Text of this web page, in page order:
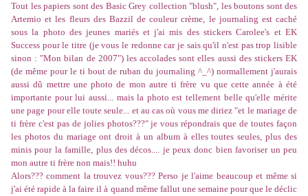
Tout les papiers sont des Basic Grey collection "blush", les boutons sont des
Artemio et les fleurs des Bazzil de couleur crème, le journaling est caché
sous la photo des jeunes mariés et j'ai mis des stickers Carolee's et EK
Success pour le titre (je vous le redonne car je sais qu'il n'est pas trop lisible
sinon : "Mon bilan de 2007") les accolades sont elles aussi des stickers EK
(de même pour le ti bout de ruban du journaling ^_^) normallement j'aurais
aussi dû mettre une photo de mon autre ti frère vu que cette année à été
importante pour lui aussi... mais la photo est tellement belle qu'elle mérite
une page pour elle toute seule... et au cas où vous me diriez "et le mariage de
ti frère c'est pas de jolies photos???" je vous répondrais que de toutes façon
les photos du mariage ont droit à un album à elles toutes seules, plus des
minis pour la famille, plus des décos.... je peux donc bien favoriser un peu
mon autre ti frère non mais!! huhu
Alors??? comment la trouvez vous??? Perso je l'aime beaucoup et même si
j'ai été rapide à la faire il à quand même fallut une semaine pour que le déclic